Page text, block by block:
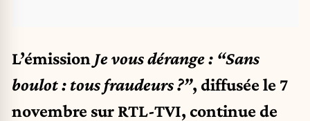
L’émission Je vous dérange : “Sans
boulot : tous fraudeurs ?”, diffusée le 7
novembre sur RTL-TVI, continue de